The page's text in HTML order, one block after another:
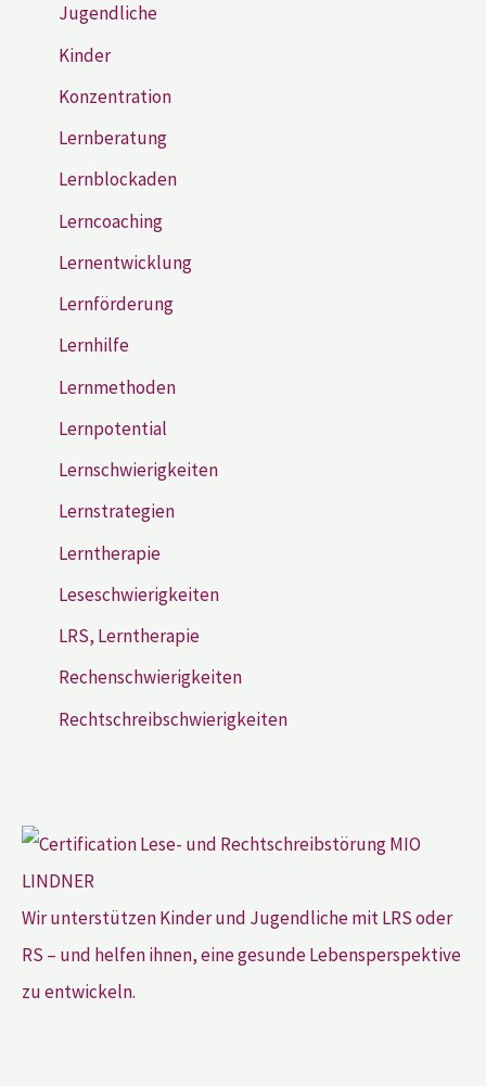
Jugendliche
Kinder
Konzentration
Lernberatung
Lernblockaden
Lerncoaching
Lernentwicklung
Lernförderung
Lernhilfe
Lernmethoden
Lernpotential
Lernschwierigkeiten
Lernstrategien
Lerntherapie
Leseschwierigkeiten
LRS, Lerntherapie
Rechenschwierigkeiten
Rechtschreibschwierigkeiten
Wir unterstützen Kinder und Jugendliche mit LRS oder
RS – und helfen ihnen, eine gesunde Lebensperspektive
zu entwickeln.